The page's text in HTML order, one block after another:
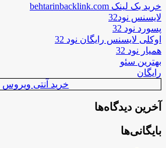
خرید بک لینک behtarinbacklink.com
لایسنس نود32
پسورد نود 32
اوکلی لایسنس رایگان نود 32
همیار نود 32
بهترین سئو
رایگان
خرید آنتی ویروس
آخرین دیدگاه‌ها
بایگانی‌ها